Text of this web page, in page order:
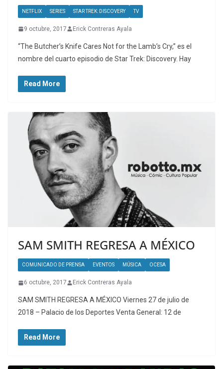
NETFLIX SERIES STAR TREK: DISCOVERY TV
9 octubre, 2017 Erick Contreras Ayala
“The Butcher’s Knife Cares Not for the Lamb’s Cry,” es el
nombre del cuarto episodio de Star Trek: Discovery. Hay
Read More
SAM SMITH REGRESA A MÉXICO
COMUNICADO DE PRENSA EVENTOS MÚSICA OCESA
6 octubre, 2017 Erick Contreras Ayala
SAM SMITH REGRESA A MÉXICO Viernes 27 de julio de
2018 – Palacio de los Deportes Venta General: 12 de
Read More